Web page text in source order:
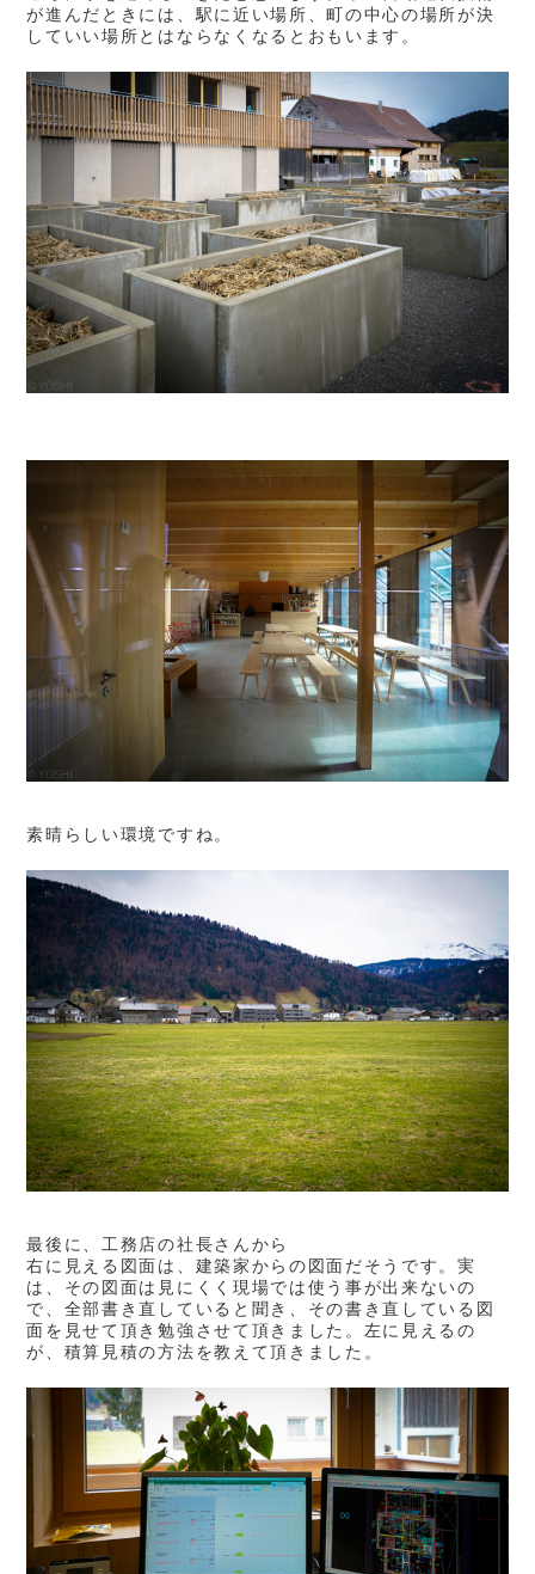
が進んだときには、駅に近い場所、町の中心の場所が決
していい場所とはならなくなるとおもいます。
素晴らしい環境ですね。
最後に、工務店の社長さんから
右に見える図面は、建築家からの図面だそうです。実
は、その図面は見にくく現場では使う事が出来ないの
で、全部書き直していると聞き、その書き直している図
面を見せて頂き勉強させて頂きました。左に見えるの
が、積算見積の方法を教えて頂きました。